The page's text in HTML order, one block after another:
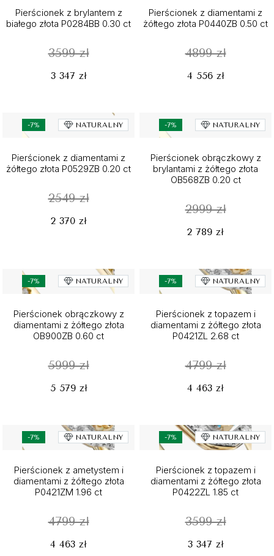
Pierścionek z brylantem z
białego złota P0284BB 0.30 ct
3599 zł
3 347 zł
Pierścionek z diamentami z
żółtego złota P0440ZB 0.50 ct
4899 zł
4 556 zł
-7% NATURALNY
Pierścionek z diamentami z
żółtego złota P0529ZB 0.20 ct
2549 zł
2 370 zł
-7% NATURALNY
Pierścionek obrączkowy z
brylantami z żółtego złota
OB568ZB 0.20 ct
2999 zł
2 789 zł
-7% NATURALNY
Pierścionek obrączkowy z
diamentami z żółtego złota
OB900ZB 0.60 ct
5999 zł
5 579 zł
-7% NATURALNY
Pierścionek z topazem i
diamentami z żółtego złota
P0421ZL 2.68 ct
4799 zł
4 463 zł
-7% NATURALNY
Pierścionek z ametystem i
diamentami z żółtego złota
P0421ZM 1.96 ct
4799 zł
4 463 zł
-7% NATURALNY
Pierścionek z topazem i
diamentami z żółtego złota
P0422ZL 1.85 ct
3599 zł
3 347 zł